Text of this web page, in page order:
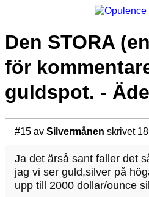
Den STORA
för
guldspot. -
#15 av Silvermånen skrivet
Ja det ärså sant faller det
jag vi ser guld,silver på
upp till 2000 dollar/ounce